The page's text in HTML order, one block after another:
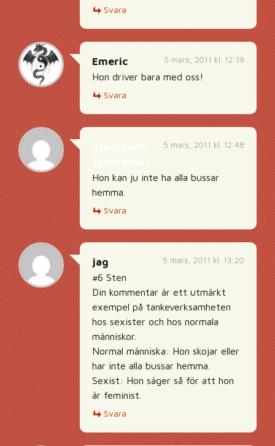
Svara
5 mars, 2011 kl. 12:19
Emeric
Hon driver bara med oss!
Svara
5 mars, 2011 kl. 12:48
Hon kan ju inte ha alla bussar
hemma.
Svara
5 mars, 2011 kl. 13:20
jag
#6 Sten
Din kommentar är ett utmärkt
exempel på tankeverksamheten
hos sexister och hos normala
människor.
Normal människa: Hon skojar eller
har inte alla bussar hemma.
Sexist: Hon säger så för att hon
är feminist.
Svara